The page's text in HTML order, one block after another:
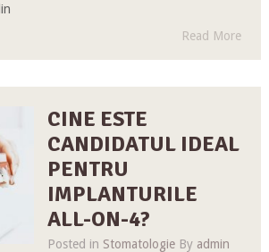
Read More
CINE ESTE
CANDIDATUL IDEAL
PENTRU
IMPLANTURILE
ALL-ON-4?
Posted in Stomatologie By admin